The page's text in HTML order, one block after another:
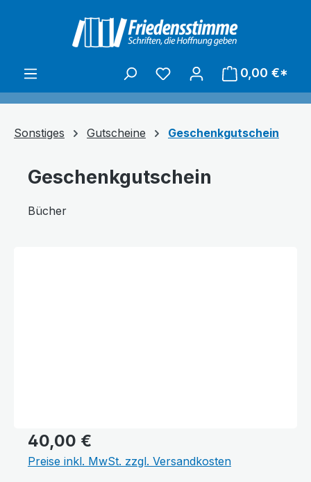
0,00 €*
Sonstiges Gutscheine Geschenkgutschein
Geschenkgutschein
Bücher
40,00 €
Preise inkl. MwSt. zzgl. Versandkosten
Farben invertieren